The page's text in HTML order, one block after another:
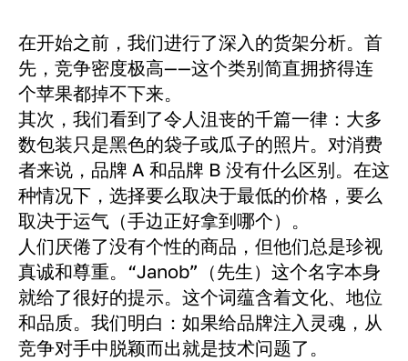
在开始之前，我们进行了深入的货架分析。首
先，竞争密度极高——这个类别简直拥挤得连
个苹果都掉不下来。
其次，我们看到了令人沮丧的千篇一律：大多
数包装只是黑色的袋子或瓜子的照片。对消费
者来说，品牌 A 和品牌 B 没有什么区别。在这
种情况下，选择要么取决于最低的价格，要么
取决于运气（手边正好拿到哪个）。
人们厌倦了没有个性的商品，但他们总是珍视
真诚和尊重。“Janob”（先生）这个名字本身
就给了很好的提示。这个词蕴含着文化、地位
和品质。我们明白：如果给品牌注入灵魂，从
竞争对手中脱颖而出就是技术问题了。